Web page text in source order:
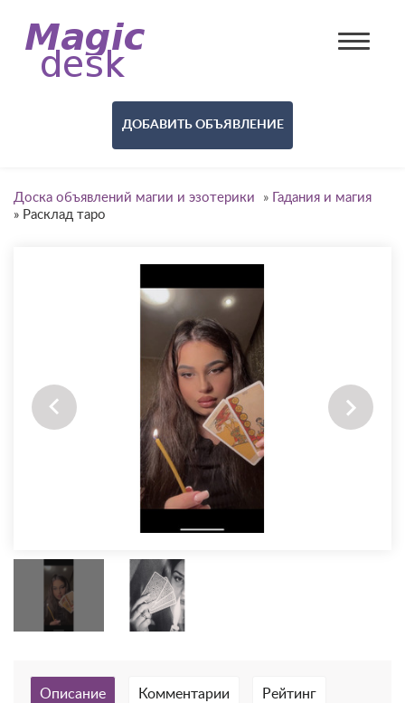
ДОБАВИТЬ ОБЪЯВЛЕНИЕ
Доска объявлений магии и эзотерики »
Гадания и магия
» Расклад таро
Описание Комментарии Рейтинг